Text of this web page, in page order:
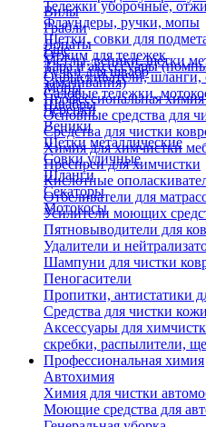
Тележки уборочные,
Флаундеры, ручки, мопы
Щетки, совки для
Отжим для тележек
Ручки для швабр
Мопы
Швабры
Вилы
Грабли
Лопаты
Метлы, веники, щетки
Опрыскиватели, шланги,
Садовые тележки,
Черенки
Веники
Щетки металлические
Совки уличные
Шланги
Секаторы
Мотокосы
Еще
Тара и аксессуары
замачивания)
Профессиональная
Основные средства для
Средства для чистки
Химия для химчистки
Преспреи для химчистки
Кислотные
Отбеливатели для
Усилители моющих
Пятновыводители для
Удалители и
Шампуни для чистки
Пеногасители
Пропитки, антистатики
Средства для чистки кожи
Аксессуары для
скребки, распылители,
Профессиональная химия
Автохимия
Химия для чистки
Моющие средства для